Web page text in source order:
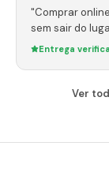
"Comprar
sem sair do
Entrega
Ver